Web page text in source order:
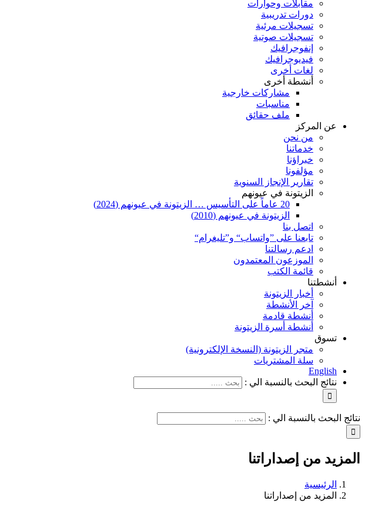
مقابلات وحوارات
دورات تدريبية
تسجيلات مرئية
تسجيلات صوتية
إنفوجرافيك
فيديوجرافيك
لغات أخرى
أنشطة أخرى
مشاركات خارجية
مناسبات
ملف حقائق
عن المركز
من نحن
خدماتنا
خبراؤنا
مؤلفونا
تقارير الإنجاز السنوية
الزيتونة في عيونهم
20 عاماً على التأسيس … الزيتونة في عيونهم (2024)
الزيتونة في عيونهم (2010)
اتصل بنا
تابعنا على ”واتساب“ و”تليغرام“
ادعم رسالتنا
الموزعون المعتمدون
قائمة الكتب
أنشطتنا
أخبار الزيتونة
آخر الأنشطة
أنشطة قادمة
أنشطة أسرة الزيتونة
تسوق
متجر الزيتونة (النسخة الإلكترونية)
سلة المشتريات
English
نتائج البحث بالنسبة الي :
نتائج البحث بالنسبة الي :
المزيد من إصداراتنا
الرئيسية
المزيد من إصداراتنا